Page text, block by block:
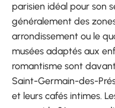
parisien idéal pour son
généralement des
arrondissement ou le
musées adaptés aux
romantisme sont
Saint-Germain-des-
et leurs cafés intimes.